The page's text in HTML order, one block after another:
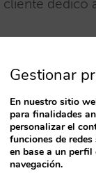
dedicó
el hotel,
un placer
decoración
más
Gestionar
En nuestro sitio
para finalidades
personalizar el
funciones de
en base a un
navegación.